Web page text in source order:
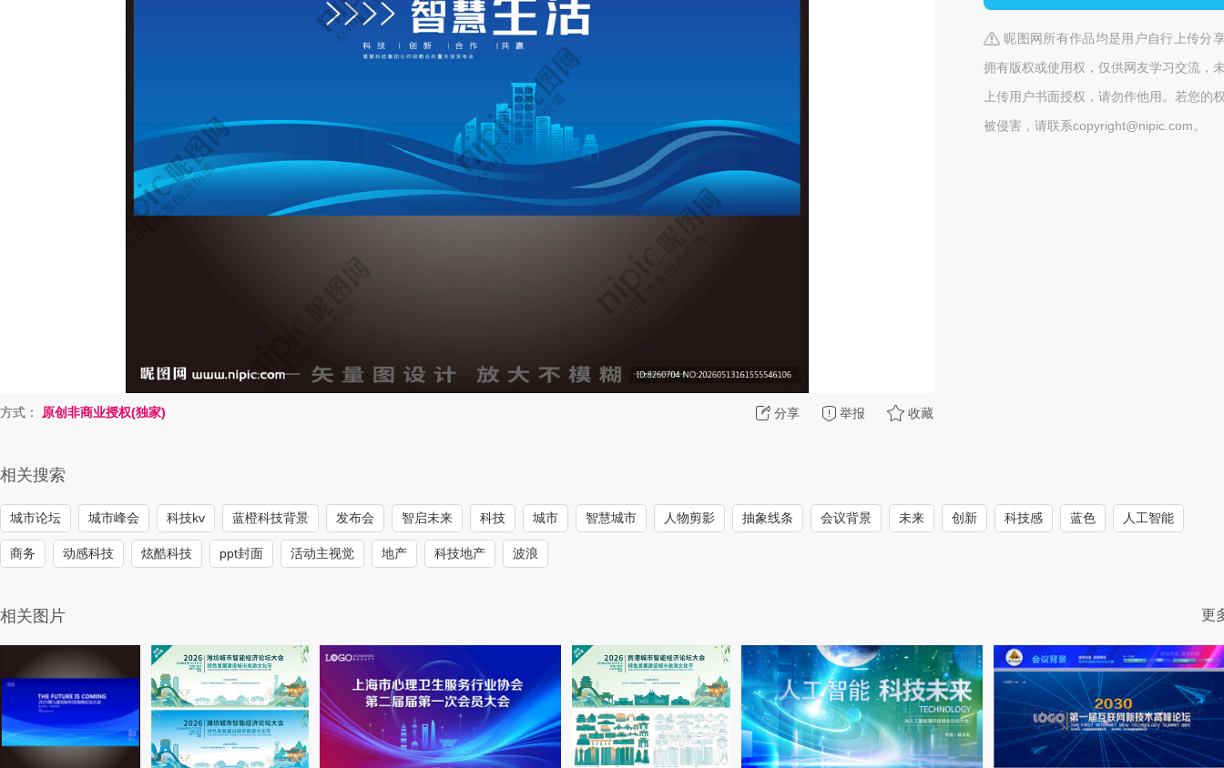
分享 举报 收藏
方式： 原创非商业授权(独家)
昵图网所有作品均是用户自行上传分
拥有版权或使用权，仅供网友学习交流，
上传用户书面授权，请勿作他用。若您的
被侵害，请联系copyright@nipic.com。
相关搜索
城市论坛 城市峰会 科技kv 蓝橙科技背景 发布会 智启未来 科技 城市 智慧城市 人物剪影 抽象线条 会议背景 未来 创新 科技感 蓝色 人工智能
商务 动感科技 炫酷科技 ppt封面 活动主视觉 地产 科技地产 波浪
相关图片 更